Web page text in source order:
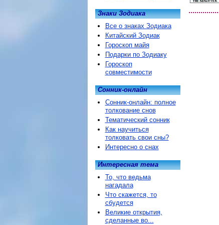
Знаки Зодиака
Все о знаках Зодиака
Китайский Зодиак
Гороскоп майя
Подарки по Зодиаку
Гороскоп
совместимости
Сонник-онлайн
Сонник-онлайн: полное
толкование снов
Тематический сонник
Как научиться
толковать свои сны?
Интересно о снах
Интересная тема
То, что ведьма
нагадала
Что скажется, то
сбудется
Великие открытия,
сделанные во...